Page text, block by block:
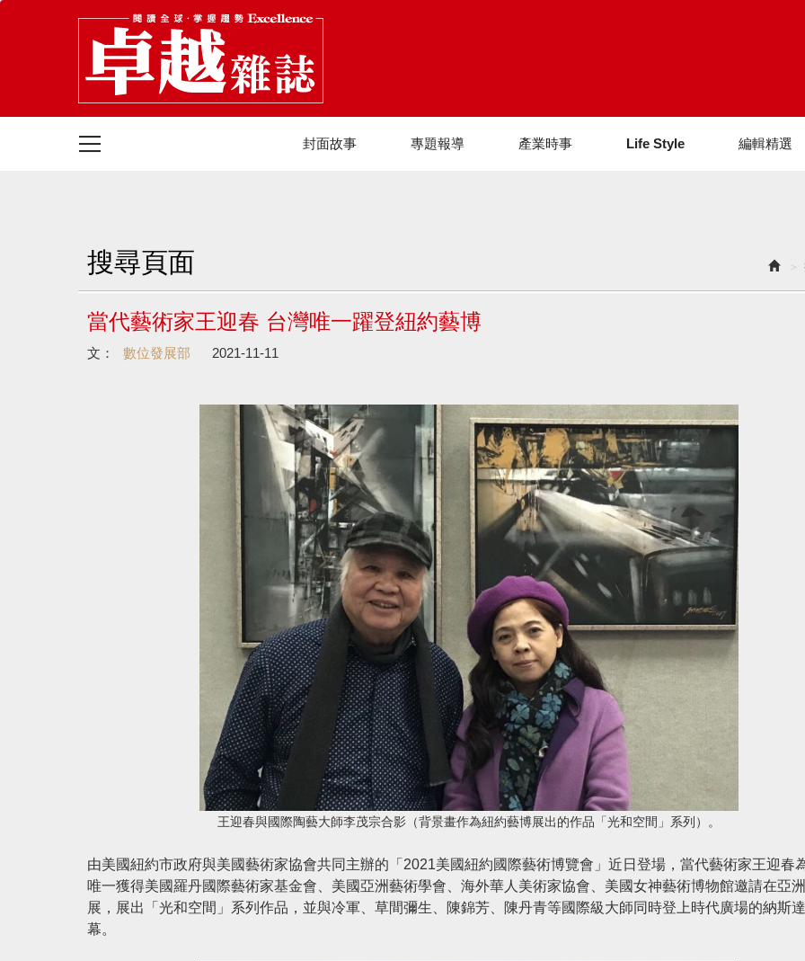
封面故事 專題報導 產業時事 Life Style 編輯精選
搜尋頁面
當代藝術家王迎春 台灣唯一躍登紐約藝博
文： 數位發展部 2021-11-11
王迎春與國際陶藝大師李茂宗合影（背景畫作為紐約藝博展出的作品「光和空間」系列）。
由美國紐約市政府與美國藝術家協會共同主辦的「2021美國紐約國際藝術博覽會」近日登場，當代藝術家王迎春
唯一獲得美國羅丹國際藝術家基金會、美國亞洲藝術學會、海外華人美術家協會、美國女神藝術博物館邀請在亞
展，展出「光和空間」系列作品，並與冷軍、草間彌生、陳錦芳、陳丹青等國際級大師同時登上時代廣場的納斯
幕。